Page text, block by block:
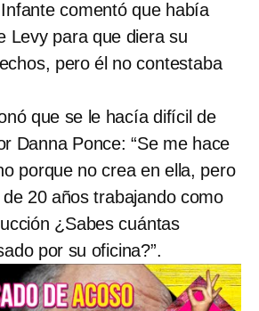
comentó que había
Levy para que diera su
pero él no contestaba
que se le hacía difícil de
Danna Ponce: “Se me hace
porque no crea en ella, pero
20 años trabajando como
¿Sabes cuántas
por su oficina?”.